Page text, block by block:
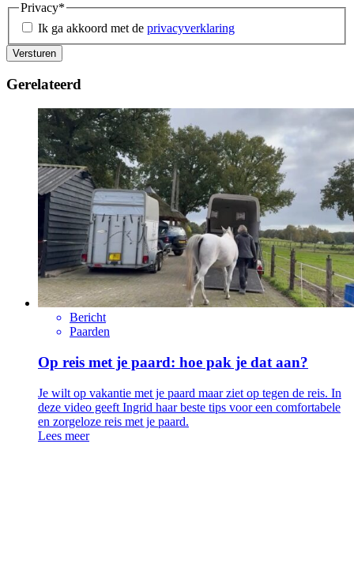
Privacy*
Ik ga akkoord met de privacyverklaring
Versturen
Gerelateerd
Bericht
Paarden
Op reis met je paard: hoe pak je dat aan?
Je wilt op vakantie met je paard maar ziet op tegen de reis. In
deze video geeft Ingrid haar beste tips voor een comfortabele
en zorgeloze reis met je paard.
Lees meer